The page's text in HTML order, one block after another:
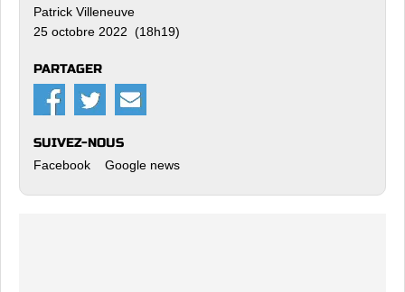
Patrick Villeneuve
25 octobre 2022 (18h19)
PARTAGER
SUIVEZ-NOUS
Facebook Google news